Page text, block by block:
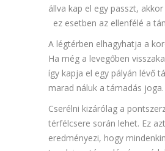
állva kap el egy passzt,
ez esetben az ellenfélé a
A légtérben elhagyhatja a
Ha még a levegőben
így kapja el egy pályán lévő
marad náluk a támadás joga.
Cserélni kizárólag a
térfélcsere során lehet. Ez
eredményezi, hogy